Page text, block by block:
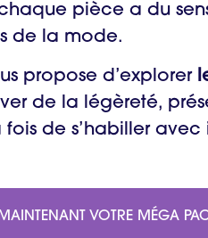
pièce a du
de la mode.
propose d’explorer
de la légèreté,
de s’habiller avec
VOTRE MÉGA